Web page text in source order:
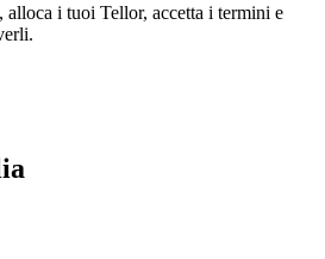
alloca i tuoi Tellor, accetta i termini e